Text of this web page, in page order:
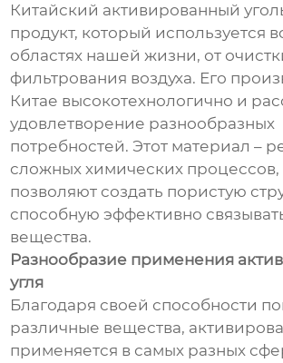
Китайский активированный
продукт, который используется
областях нашей жизни, от
фильтрования воздуха. Его
Китае высокотехнологично и
удовлетворение разнообразных
потребностей. Этот материал –
сложных химических процессов,
позволяют создать пористую
способную эффективно
вещества.
Разнообразие применения
угля
Благодаря своей способности
различные вещества,
применяется в самых разных